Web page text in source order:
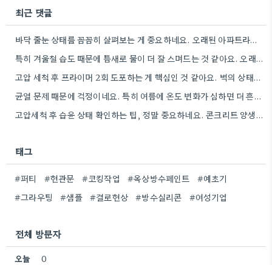
최근 댓글
바닥 줄눈 상태를 꼼꼼히 살펴보는 게 중요하네요. 오래된 아파트라면 줄눈부터 망가지기 쉬울 것 같아요.
특히 겨울철 습도 때문에 틈새로 물이 더 잘 스며드는 것 같아요. 오래된 건물일수록 이런 부분에…
고압 세척 후 프라이머 2회 도포하는 게 핵심인 것 같아요. 벽의 상태에 따라 흡수율이 달라지니까,…
균열 문제 때문에 걱정이네요. 특히 여름에 온도 변화가 심하면 더 흔할 텐데, 시공 전에 충분한…
고압세척 후 습윤 상태 확인하는 팁, 정말 중요하네요. 콘크리트 양생 기간도 꼼꼼히 확인해야 하는 것…
태그
#퍼티 #현관문 #코킹작업 #옥상방수페인트
#예초기
#그라우팅
#샘플 #결로현상 #방수실리콘 #여성기업
전체 방문자
오늘 0